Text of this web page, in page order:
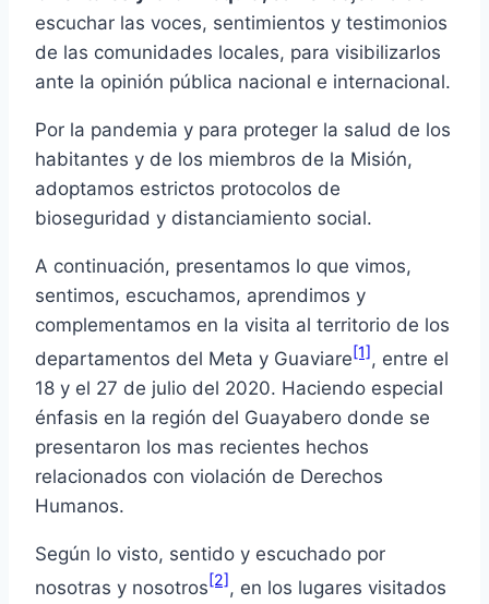
escuchar las voces, sentimientos y testimonios
de las comunidades locales, para visibilizarlos
ante la opinión pública nacional e internacional.
Por la pandemia y para proteger la salud de los
habitantes y de los miembros de la Misión,
adoptamos estrictos protocolos de
bioseguridad y distanciamiento social.
A continuación, presentamos lo que vimos,
sentimos, escuchamos, aprendimos y
complementamos en la visita al territorio de los
departamentos del Meta y Guaviare[1], entre el
18 y el 27 de julio del 2020. Haciendo especial
énfasis en la región del Guayabero donde se
presentaron los mas recientes hechos
relacionados con violación de Derechos
Humanos.
Según lo visto, sentido y escuchado por
nosotras y nosotros[2] , en los lugares visitados